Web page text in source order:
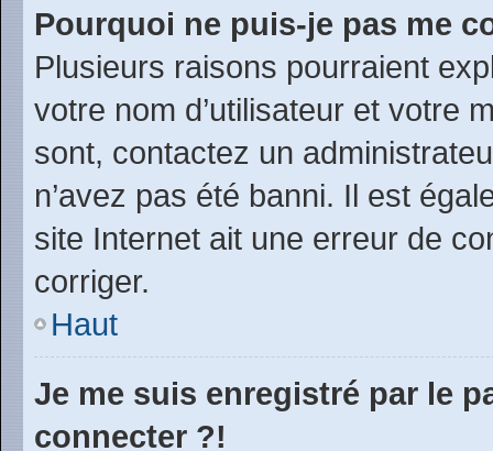
Pourquoi ne puis-je pas me
Plusieurs raisons pourraient
votre nom d’utilisateur et votre
sont, contactez un
n’avez pas été banni. Il est
site Internet ait une erreur de
corriger.
Haut
Je me suis enregistré par le
connecter ?!